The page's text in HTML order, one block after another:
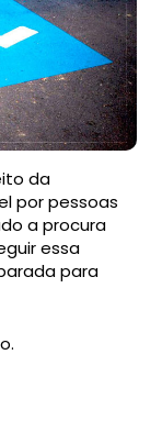
da
por pessoas
a procura
essa
para